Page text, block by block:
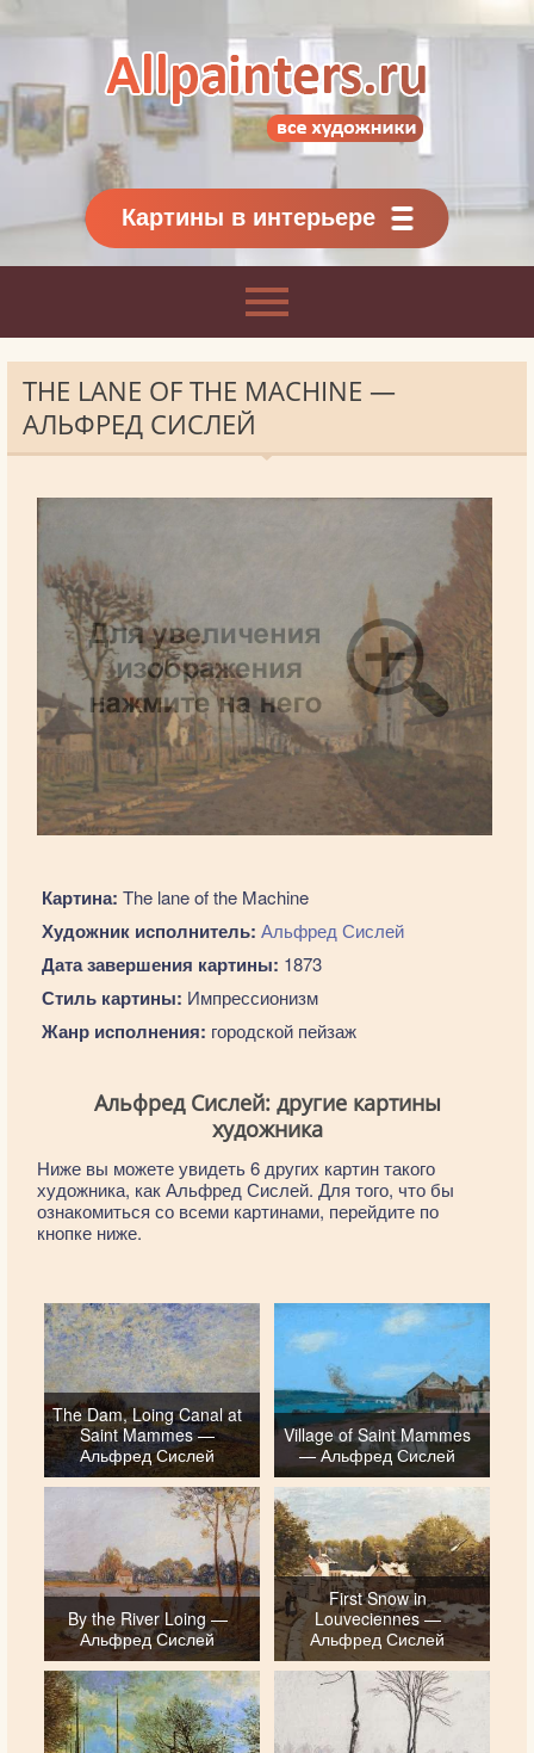
Картины классиков
и современников
Картины в интерьере
THE LANE OF THE MACHINE —
АЛЬФРЕД СИСЛЕЙ
Картина: The lane of the Machine
Художник исполнитель: Альфред Сислей
Дата завершения картины: 1873
Стиль картины: Импрессионизм
Жанр исполнения: городской пейзаж
Альфред Сислей: другие картины
художника
Ниже вы можете увидеть 6 других картин такого
художника, как Альфред Сислей. Для того, что бы
ознакомиться со всеми картинами, перейдите по
кнопке ниже.
The Dam, Loing Canal at
Saint Mammes —
Альфред Сислей
Village of Saint Mammes
— Альфред Сислей
By the River Loing —
Альфред Сислей
First Snow in
Louveciennes —
Альфред Сислей